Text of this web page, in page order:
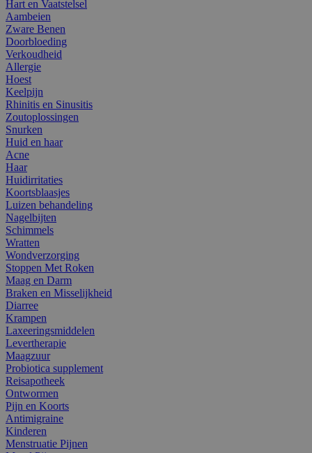
Hart en Vaatstelsel
Aambeien
Zware Benen
Doorbloeding
Verkoudheid
Allergie
Hoest
Keelpijn
Rhinitis en Sinusitis
Zoutoplossingen
Snurken
Huid en haar
Acne
Haar
Huidirritaties
Koortsblaasjes
Luizen behandeling
Nagelbijten
Schimmels
Wratten
Wondverzorging
Stoppen Met Roken
Maag en Darm
Braken en Misselijkheid
Diarree
Krampen
Laxeeringsmiddelen
Levertherapie
Maagzuur
Probiotica supplement
Reisapotheek
Ontwormen
Pijn en Koorts
Antimigraine
Kinderen
Menstruatie Pijnen